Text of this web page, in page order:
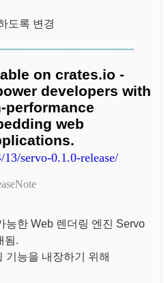
도록 변경
on crates.io -
developers with
performance
web
servo-0.1.0-release/
능한 Web 렌더링 엔진 Servo
됨.
기능을 내장하기 위해